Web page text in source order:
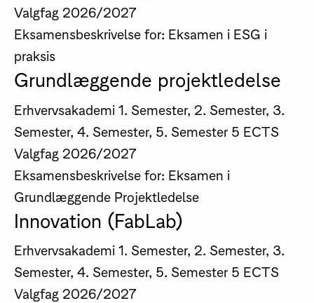
Valgfag 2026/2027
Eksamensbeskrivelse for: Eksamen i ESG i
praksis
Grundlæggende projektledelse
Erhvervsakademi 1. Semester, 2. Semester, 3.
Semester, 4. Semester, 5. Semester 5 ECTS
Valgfag 2026/2027
Eksamensbeskrivelse for: Eksamen i
Grundlæggende Projektledelse
Innovation (FabLab)
Erhvervsakademi 1. Semester, 2. Semester, 3.
Semester, 4. Semester, 5. Semester 5 ECTS
Valgfag 2026/2027